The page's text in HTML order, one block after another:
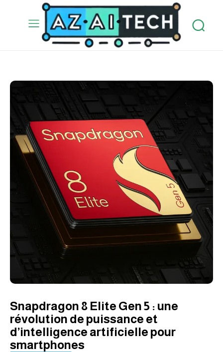
Snapdragon 8 Elite Gen 5 : une
révolution de puissance et
d’intelligence artificielle pour
smartphones